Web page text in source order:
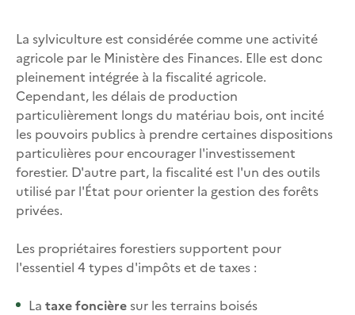
La sylviculture est considérée comme une activité
agricole par le Ministère des Finances. Elle est donc
pleinement intégrée à la fiscalité agricole.
Cependant, les délais de production
particulièrement longs du matériau bois, ont incité
les pouvoirs publics à prendre certaines dispositions
particulières pour encourager l'investissement
forestier. D'autre part, la fiscalité est l'un des outils
utilisé par l'État pour orienter la gestion des forêts
privées.
Les propriétaires forestiers supportent pour
l'essentiel 4 types d'impôts et de taxes :
La taxe foncièresur les terrains boisés